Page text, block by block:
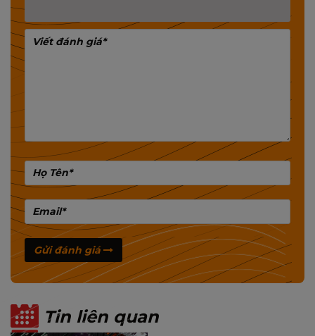
Nếu bạn đang tìm kiếm một sản phẩm vỏ case máy
Gửi đánh giá
Tin liên quan